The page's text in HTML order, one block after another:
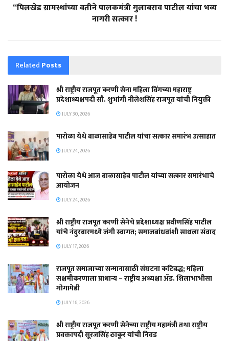
“पिलखेड ग्रामस्थांच्या वतीने पालकमंत्री गुलाबराव पाटील यांचा भव्य
नागरी सत्कार !
Related Posts
श्री राष्ट्रीय राजपूत करणी सेना महिला विंगच्या महाराष्ट्र
प्रदेशाध्यक्षपदी सौ. शुभांगी नीलेशसिंह राजपूत यांची नियुक्ती
JULY 30, 2026
पारोळा येथे बाळासाहेब पाटील यांचा सत्कार समारंभ उत्साहात
JULY 24, 2026
पारोळा येथे आज बाळासाहेब पाटील यांच्या सत्कार समारंभाचे
आयोजन
JULY 24, 2026
श्री राष्ट्रीय राजपूत करणी सेनेचे प्रदेशाध्यक्ष प्रवीणसिंह पाटील
यांचे नंदुरबारमध्ये जंगी स्वागत; समाजबांधवांशी साधला संवाद
JULY 17, 2026
राजपूत समाजाच्या सन्मानासाठी संघटना कटिबद्ध; महिला
सक्षमीकरणाला प्राधान्य – राष्ट्रीय अध्यक्षा ॲड. शिलाभाभीसा
गोगामेडी
JULY 16, 2026
श्री राष्ट्रीय राजपूत करणी सेनेच्या राष्ट्रीय महामंत्री तथा राष्ट्रीय
प्रवक्तापदी सूरजसिंह ठाकूर यांची निवड